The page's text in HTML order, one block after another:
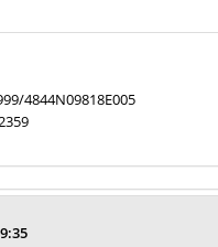
4844N09818E005